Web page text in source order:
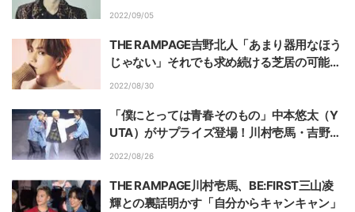
るような人間でいたい」『HiGH＆LOW THE
2022/09/05
THE RAMPAGE吉野北人「あまり器用なほう
じゃない」それでも求め続ける芝居の可能
性 映画『HiGH＆LOW THE WORST X』
2022/08/30
「僕にとっては青春そのもの」中本悠太（Y
UTA）がサプライズ登場！川村壱馬・吉野北
人・三山凌輝（RYOKI）と笑顔＆涙目で『W
X』PREMIUM LIVE SHOWレポート】
2022/08/26
THE RAMPAGE川村壱馬、BE:FIRST三山凌
輝との裏話明かす「自分からキャンキャン」